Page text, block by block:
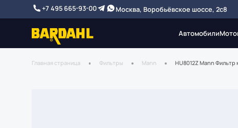
+7 495 665-93-00 Москва, Воробьёвское шоссе, 2с8
Автомобили
Главная страница Фильтры Mann HU8012Z Mann